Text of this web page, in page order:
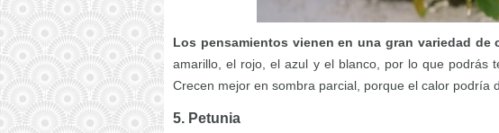
Los pensamientos vienen en una gran variedad de
amarillo, el rojo, el azul y el blanco, por lo que podrás
Crecen mejor en sombra parcial, porque el calor podría
5. Petunia